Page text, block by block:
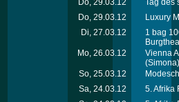
Do, 29.03.12
Tag des
Do, 29.03.12
Luxury
Di, 27.03.12
1 bag
Mo, 26.03.12
Vienna
(Simona)
So, 25.03.12
Sa, 24.03.12
5. Afrika